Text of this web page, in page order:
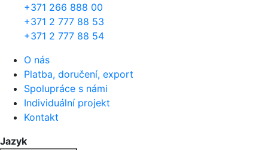
+371 266 888 00
+371 2 777 88 53
+371 2 777 88 54
O nás
Platba, doručení, export
Spolupráce s námi
Individuální projekt
Kontakt
Jazyk